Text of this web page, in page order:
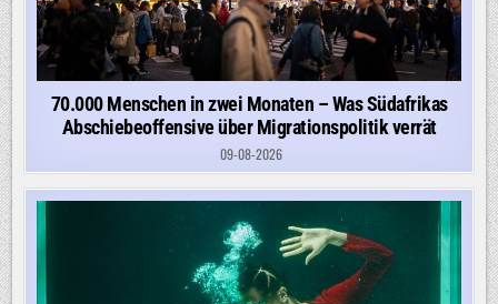
70.000 Menschen in zwei Monaten – Was Südafrikas
Abschiebeoffensive über Migrationspolitik verrät
09-08-2026